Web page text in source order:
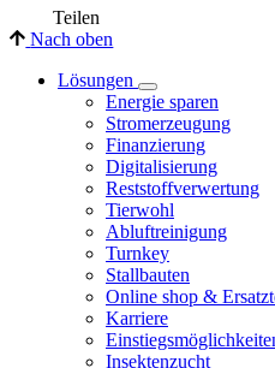
Teilen
Nach oben
Lösungen
Energie sparen
Stromerzeugung
Finanzierung
Digitalisierung
Reststoffverwertung
Tierwohl
Abluftreinigung
Turnkey
Stallbauten
Online shop &
Karriere
Insektenzucht